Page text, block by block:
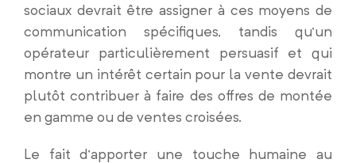
sociaux devrait être assigner à ces moyens de
communication spécifiques, tandis qu’un
opérateur particulièrement persuasif et qui
montre un intérêt certain pour la vente devrait
plutôt contribuer à faire des offres de montée
en gamme ou de ventes croisées.
Le fait d’apporter une touche humaine au